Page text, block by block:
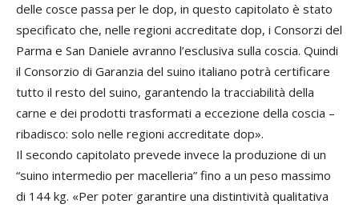
delle cosce passa per le dop, in questo capitolato è stato
specificato che, nelle regioni accreditate dop, i Consorzi del
Parma e San Daniele avranno l’esclusiva sulla coscia. Quindi
il Consorzio di Garanzia del suino italiano potrà certificare
tutto il resto del suino, garantendo la tracciabilità della
carne e dei prodotti trasformati a eccezione della coscia –
ribadisco: solo nelle regioni accreditate dop».
Il secondo capitolato prevede invece la produzione di un
“suino intermedio per macelleria” fino a un peso massimo
di 144 kg. «Per poter garantire una distintività qualitativa